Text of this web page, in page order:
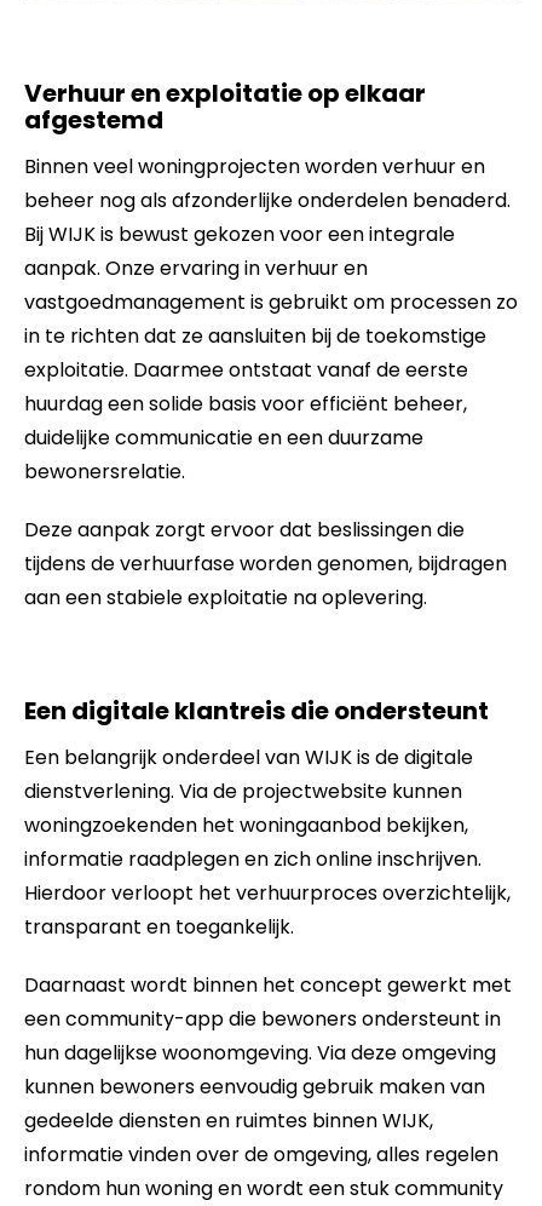
Verhuur en exploitatie op elkaar
afgestemd
Binnen veel woningprojecten worden verhuur en
beheer nog als afzonderlijke onderdelen benaderd.
Bij WIJK is bewust gekozen voor een integrale
aanpak. Onze ervaring in verhuur en
vastgoedmanagement is gebruikt om processen zo
in te richten dat ze aansluiten bij de toekomstige
exploitatie. Daarmee ontstaat vanaf de eerste
huurdag een solide basis voor efficiënt beheer,
duidelijke communicatie en een duurzame
bewonersrelatie.
Deze aanpak zorgt ervoor dat beslissingen die
tijdens de verhuurfase worden genomen, bijdragen
aan een stabiele exploitatie na oplevering.
Een digitale klantreis die ondersteunt
Een belangrijk onderdeel van WIJK is de digitale
dienstverlening. Via de projectwebsite kunnen
woningzoekenden het woningaanbod bekijken,
informatie raadplegen en zich online inschrijven.
Hierdoor verloopt het verhuurproces overzichtelijk,
transparant en toegankelijk.
Daarnaast wordt binnen het concept gewerkt met
een community-app die bewoners ondersteunt in
hun dagelijkse woonomgeving. Via deze omgeving
kunnen bewoners eenvoudig gebruik maken van
gedeelde diensten en ruimtes binnen WIJK,
informatie vinden over de omgeving, alles regelen
rondom hun woning en wordt een stuk community